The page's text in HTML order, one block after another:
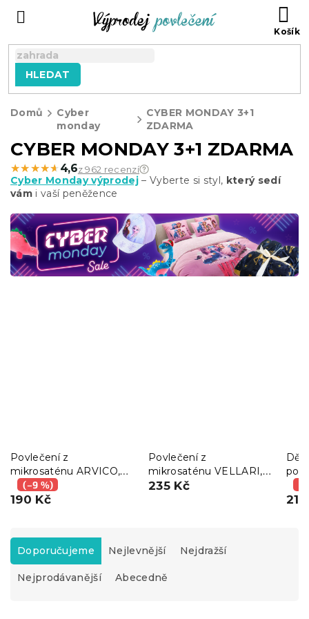
HLEDAT
Domů
Cyber
monday
CYBER MONDAY 3+1
ZDARMA
CYBER MONDAY 3+1 ZDARMA
★★★★★
★★★★★ 4,6z 962 recenzí
Cyber Monday výprodej – Vyberte si styl, který sedí
vám i vaší peněžence
Povlečení z
mikrosaténu ARVICO,
barevné
(–9 %)
190 Kč
Povlečení z
mikrosaténu VELLARI,
světle šedé
235 Kč
Ř
z
e
Doporučujeme Nejlevnější Nejdražší
Nejprodávanější Abecedně